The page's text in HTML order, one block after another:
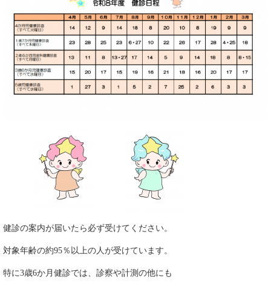
健診の案内が届いたら必ず受けてください。
対象年齢の約95％以上の人が受けています。
特に3歳6か月健診では、診察や計測の他にも